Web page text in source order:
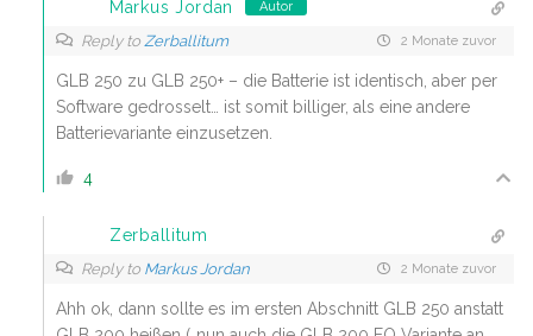
Markus Jordan Autor
Reply to Zerballitum 2 Monate zuvor
GLB 250 zu GLB 250+ – die Batterie ist identisch, aber per
Software gedrosselt… ist somit billiger, als eine andere
Batterievariante einzusetzen.
4
Zerballitum
Reply to Markus Jordan 2 Monate zuvor
Ahh ok, dann sollte es im ersten Abschnitt GLB 250 anstatt